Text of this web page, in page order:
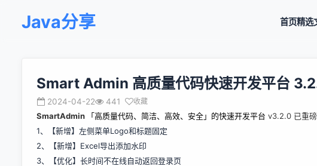
Java分享 首页精选
Smart Admin 高质量代码快速开发平台
2024-04-22 441 收藏
SmartAdmin 「高质量代码、简洁、高效、安全」的快速开发平台 v3.2.0 已重磅
1、【新增】左侧菜单Logo和标题固定
2、【新增】Excel导出添加水印
3、【优化】长时间不在线自动返回登录页